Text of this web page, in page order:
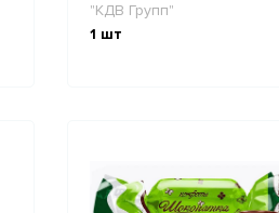
"КДВ Групп"
1 шт